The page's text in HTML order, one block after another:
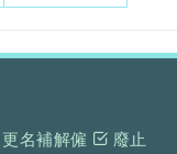
更名補解僱
廢止